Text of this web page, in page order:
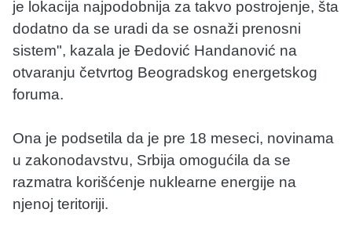
je lokacija najpodobnija za takvo postrojenje, šta
dodatno da se uradi da se osnaži prenosni
sistem", kazala je Đedović Handanović na
otvaranju četvrtog Beogradskog energetskog
foruma.
Ona je podsetila da je pre 18 meseci, novinama
u zakonodavstvu, Srbija omogućila da se
razmatra korišćenje nuklearne energije na
njenoj teritoriji.